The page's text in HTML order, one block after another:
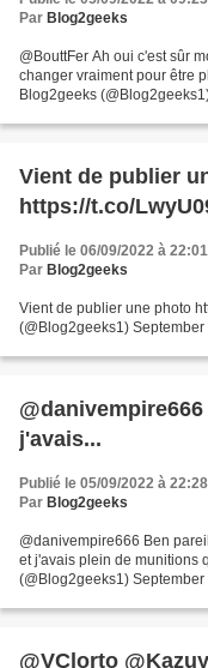
Par Blog2geeks
@BouttFer Ah oui c'est sûr
changer vraiment pour être
Blog2geeks
Vient de publier
https://t.co/
Publié le 06/09/2022 à 22:01
Par Blog2geeks
Vient de publier une photo
(@Blog2geeks1) September
j'avais...
Publié le 05/09/2022 à 22:28
Par Blog2geeks
@danivempire666 Ben
et j'avais plein de munitions
(@Blog2geeks1) September
@VClorto